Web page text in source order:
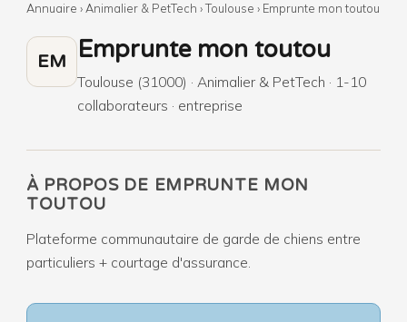
Annuaire › Animalier & PetTech ›Toulouse › Emprunte mon toutou
EM Emprunte mon toutou
Toulouse (31000) · Animalier & PetTech · 1-10
collaborateurs · entreprise
À PROPOS DE EMPRUNTE MON
TOUTOU
Plateforme communautaire de garde de chiens entre
particuliers + courtage d'assurance.